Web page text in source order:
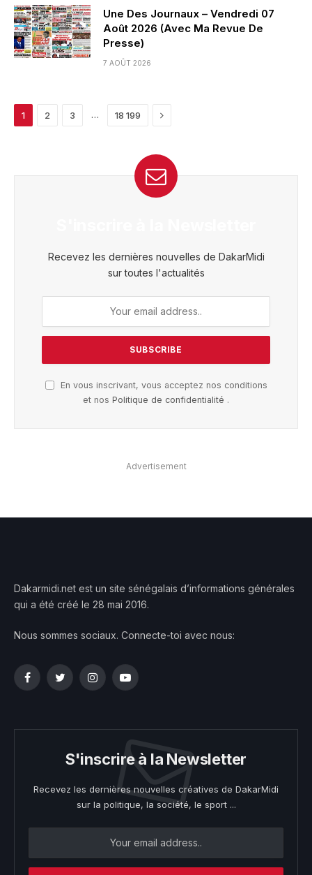
Une Des Journaux – Vendredi 07
Août 2026 (Avec Ma Revue De
Presse)
7 AOÛT 2026
1 2 3 … 18 199 Next
Recevez les dernières nouvelles de DakarMidi
sur toutes l'actualités
En vous inscrivant, vous acceptez nos conditions
et nos Politique de confidentialité .
Advertisement
Dakarmidi.net est un site sénégalais d’informations générales
qui a été créé le 28 mai 2016.
Nous sommes sociaux. Connecte-toi avec nous:
FacebookTwitterInstagramYouTube
S'inscrire à la Newsletter
Recevez les dernières nouvelles créatives de DakarMidi
sur la politique, la société, le sport ...